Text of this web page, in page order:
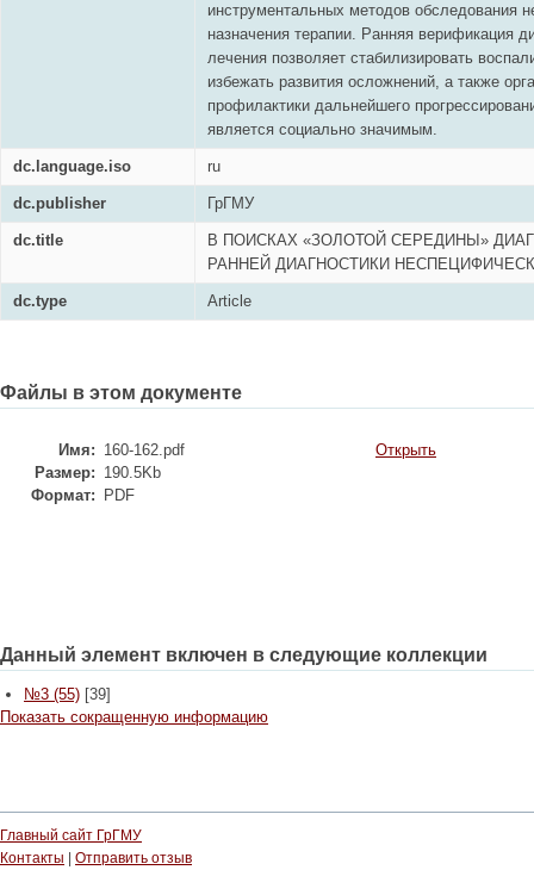
инструментальных методов обследования
назначения терапии. Ранняя верификация
лечения позволяет стабилизировать
избежать развития осложнений, а также
профилактики дальнейшего
является социально значимым.
dc.language.iso ru
dc.publisher ГрГМУ
dc.title
В ПОИСКАХ «ЗОЛОТОЙ СЕРЕДИНЫ»
РАННЕЙ ДИАГНОСТИКИ
dc.type Article
Файлы в этом документе
Имя: 160-162.pdf
Размер: 190.5Kb
Формат:
PDF
Открыть
Данный элемент включен в следующие коллекции
№3 (55) [39]
Показать сокращенную информацию
Главный сайт ГрГМУ
Контакты
Отправить отзыв